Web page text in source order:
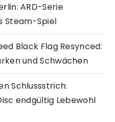
ARD-Serie
Steam-Spiel
Black Flag Resynced:
und Schwächen
Schlussstrich:
endgültig Lebewohl